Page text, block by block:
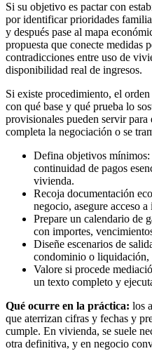
Si su objetivo es pactar con
por identificar prioridades
y después pase al mapa
propuesta que conecte medidas
contradicciones entre uso de
disponibilidad real de ingresos.
Si existe procedimiento, el
con qué base y qué prueba lo
provisionales pueden servir
completa la negociación o se
Defina objetivos mínimos:
continuidad de pagos
vivienda.
Recoja documentación
negocio, asegure acceso
Prepare un calendario de
con importes,
Diseñe escenarios de
condominio o liquidación,
Valore si procede
un texto completo y
Qué ocurre en la práctica: los
que aterrizan cifras y fechas y
cumple. En vivienda, se suele
otra definitiva, y en negocio